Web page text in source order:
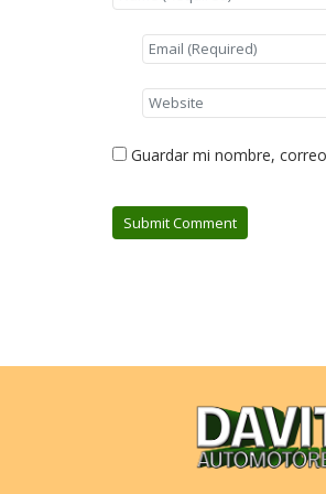
Guardar mi nombre,